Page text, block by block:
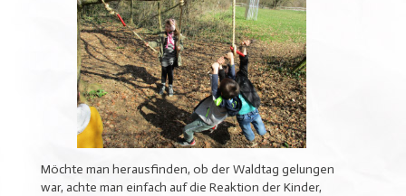
Möchte man herausfinden, ob der Waldtag gelungen
war, achte man einfach auf die Reaktion der Kinder,